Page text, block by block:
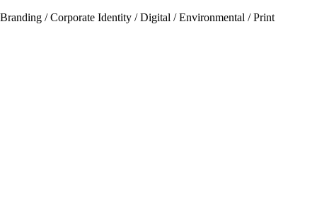
Branding / Corporate Identity / Digital / Environmental / Print